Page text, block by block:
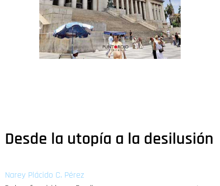
Desde la utopía a la desilusión
Narey Plácido C. Pérez